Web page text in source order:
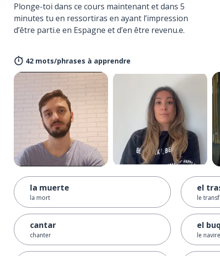
Plonge-toi dans ce cours maintenant et dans 5
minutes tu en ressortiras en ayant l’impression
d’être parti.e en Espagne et d’en être revenu.e.
42 mots/phrases à apprendre
la muerte
la mort
cantar
chanter
el
le
el
le navire